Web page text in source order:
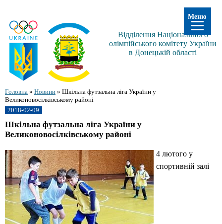
Відділення Національного
олімпійського комітету України
в Донецькій області
Головна » Новини » Шкільна футзальна ліга України у
Великоновосілківському районі
2018-02-09
Шкільна футзальна ліга України у
Великоновосілківському районі
4 лютого у
спортивній залі
Меню